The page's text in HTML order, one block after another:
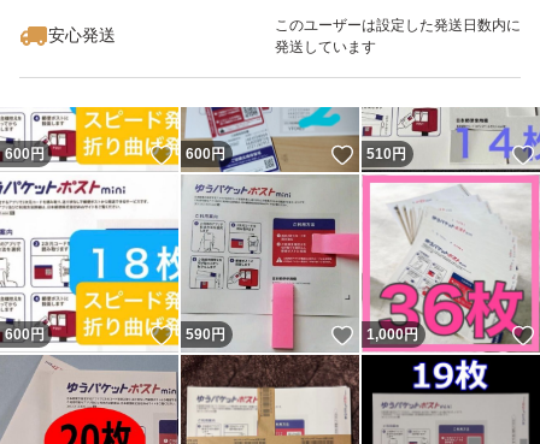
安心発送
このユーザーは設定した発送日数内に
発送しています
600 円 いいね！
600円 いいね！
510円
600 円 いいね！
590円 いいね！
1,000円